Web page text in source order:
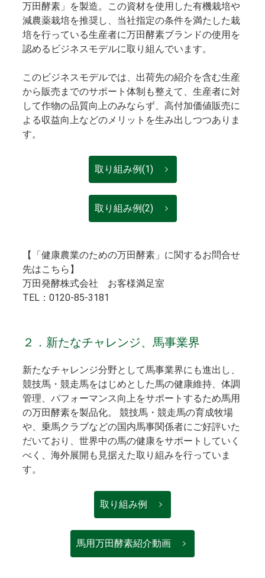
万田酵素」を製造。この資材を使用した有機栽培や
減農薬栽培を推奨し、当社指定の条件を満たした栽
培を行っている生産者に万田酵素ブランドの使用を
認めるビジネスモデルに取り組んでいます。
このビジネスモデルでは、出荷先の紹介を含む生産
から販売までのサポート体制も整えて、生産者に対
して作物の品質向上のみならず、高付加価値販売に
よる収益向上などのメリットを生み出しつつありま
す。
取り組み例(1)
取り組み例(2)
【「健康農業のための万田酵素」に関するお問合せ
先はこちら】
万田発酵株式会社 お客様満足室
TEL：0120-85-3181
２．新たなチャレンジ、馬事業界
新たなチャレンジ分野として馬事業界にも進出し、
競技馬・競走馬をはじめとした馬の健康維持、体調
管理、パフォーマンス向上をサポートするため馬用
の万田酵素を製品化。 競技馬・競走馬の育成牧場
や、乗馬クラブなどの国内馬事関係者にご好評いた
だいており、世界中の馬の健康をサポートしていく
べく、海外展開も見据えた取り組みを行っていま
す。
取り組み例
馬用万田酵素紹介動画